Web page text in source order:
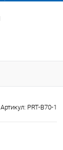
Артикул: PRT-B70-1